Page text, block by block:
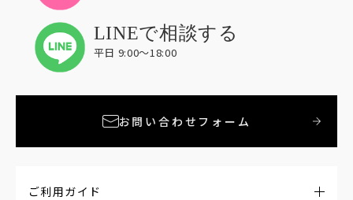
LINEで相談する
平日 9:00〜18:00
お問い合わせフォーム
ご利用ガイド